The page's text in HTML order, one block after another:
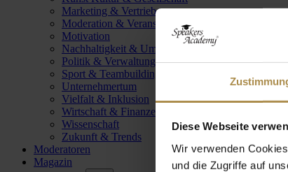
Diese Webseite
Wir verwenden
und die Zugriffe auf
Marketing & Vertrieb
Moderation & Veranstaltungsleitung
Motivation
Nachhaltigkeit & Umwelt
Politik & Verwaltung
Sport & Teambuilding
Unternehmertum
Vielfalt & Inklusion
Wirtschaft & Finanzen
Wissenschaft
Zukunft & Trends
Moderatoren
Magazin